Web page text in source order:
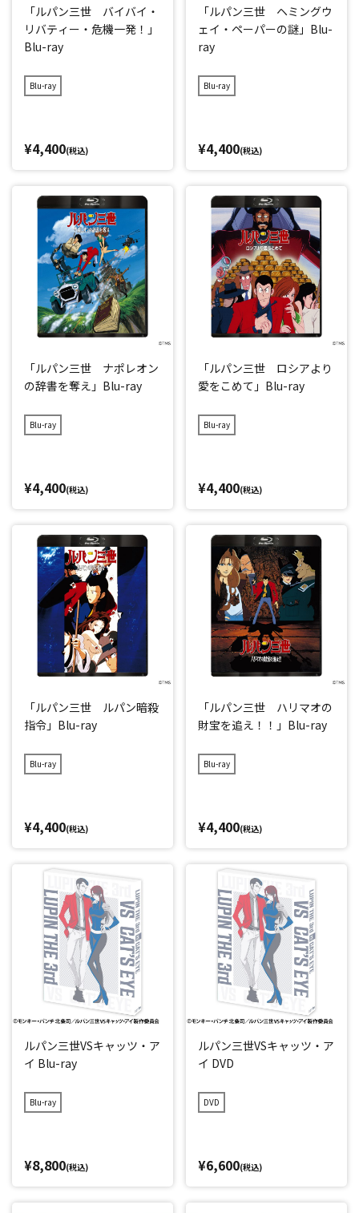
「ルパン三世 バイバイ・
リバティー・危機一発！」
Blu-ray
Blu-ray
¥4,400(税込)
「ルパン三世 ヘミングウ
ェイ・ペーパーの謎」Blu-
ray
Blu-ray
¥4,400(税込)
「ルパン三世 ナポレオン
の辞書を奪え」Blu-ray
Blu-ray
¥4,400(税込)
「ルパン三世 ロシアより
愛をこめて」Blu-ray
Blu-ray
¥4,400(税込)
「ルパン三世 ルパン暗殺
指令」Blu-ray
Blu-ray
¥4,400(税込)
「ルパン三世 ハリマオの
財宝を追え！！」Blu-ray
Blu-ray
¥4,400(税込)
ルパン三世VSキャッツ・ア
イ Blu-ray
Blu-ray
¥8,800(税込)
ルパン三世VSキャッツ・ア
イ DVD
DVD
¥6,600(税込)